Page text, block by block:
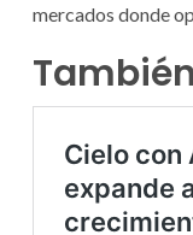
mercados donde